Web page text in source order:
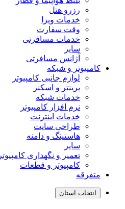
رزرو هتل
خدمات ویزا
وقت سفارت
خدمات مسافرتی
سایر
آژانس مسافرتی
کامپیوتر و شبکه
لوازم جانبی کامپیوتر
پرینتر و اسکنر
خدمات شبکه
نرم افزار کامپیوتر
خدمات اینترنت
طراحی سایت
هاستینگ و دامنه
سایر
تعمیر و نگهداری کامپیوتر
کامپیوتر و قطعات
متفرقه
انتخاب استان